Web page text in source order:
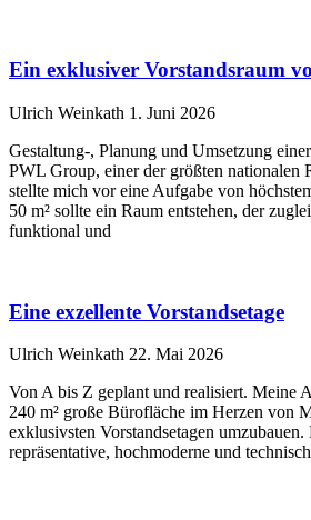
Ein exklusiver Vorstandsraum
Ulrich Weinkath 1. Juni 2026
Gestaltung-, Planung und Umsetzung
PWL Group, einer der größten nationalen
stellte mich vor eine Aufgabe von
50 m² sollte ein Raum entstehen, der
funktional und
Eine exzellente Vorstandsetage
Ulrich Weinkath 22. Mai 2026
Von A bis Z geplant und realisiert. Meine
240 m² große Bürofläche im Herzen von
exklusivsten Vorstandsetagen
repräsentative, hochmoderne und